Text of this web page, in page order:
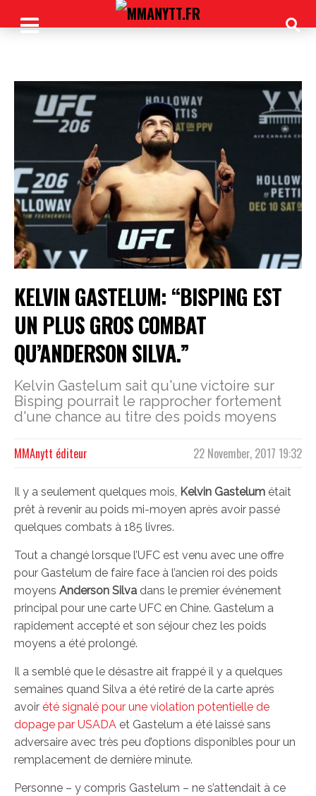
KELVIN GASTELUM: “BISPING EST
UN PLUS GROS COMBAT
QU’ANDERSON SILVA.”
Kelvin Gastelum sait qu'une victoire sur
Bisping pourrait le rapprocher fortement
d'une chance au titre des poids moyens
22 November, 2017 19:32
MMAnytt éditeur
Il y a seulement quelques mois, Kelvin Gastelum était
prêt à revenir au poids mi-moyen après avoir passé
quelques combats à 185 livres.
Tout a changé lorsque l’UFC est venu avec une offre
pour Gastelum de faire face à l’ancien roi des poids
moyens Anderson Silva dans le premier événement
principal pour une carte UFC en Chine. Gastelum a
rapidement accepté et son séjour chez les poids
moyens a été prolongé.
Il a semblé que le désastre ait frappé il y a quelques
semaines quand Silva a été retiré de la carte après
avoir été signalé pour une violation potentielle de
dopage par USADA et Gastelum a été laissé sans
adversaire avec très peu d’options disponibles pour un
remplacement de dernière minute.
Personne – y compris Gastelum – ne s’attendait à ce